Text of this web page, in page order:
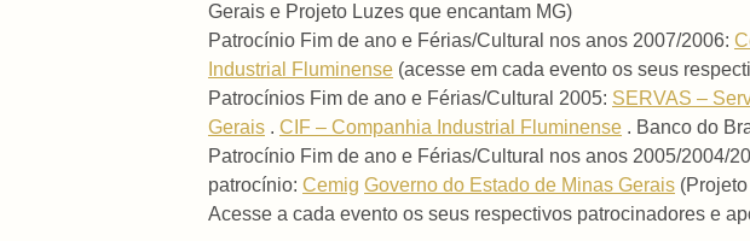
Gerais e Projeto Luzes que encantam MG)
Patrocínio Fim de ano e Férias/Cultural nos anos 2007/2006:
Industrial Fluminense (acesse em cada evento os seus
Patrocínios Fim de ano e Férias/Cultural 2005: SERVAS –
Gerais . CIF – Companhia Industrial Fluminense . Banco do
Patrocínio Fim de ano e Férias/Cultural nos anos 2005/2004/
patrocínio: Cemig Governo do Estado de Minas Gerais
Acesse a cada evento os seus respectivos patrocinadores e